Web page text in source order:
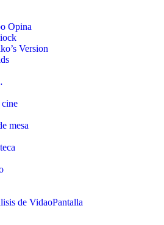
Opina
Version
cine
mesa
de VidaoPantalla